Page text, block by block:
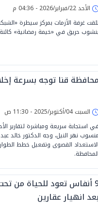
الأحد 22/فبراير/2026 - 04:36 م
تلقت غرفة الأزمات بمركز سيطرة
بنشوب حريق في «خيمة رمضانية»
محافظة قنا توجه بسرعة
السبت 04/أكتوبر/2025 - 11:30 ص
في استجابة سريعة ومباشرة لتقارير
منسوب نهر النيل، وجه الدكتور خالد
الاستعداد القصوى وتفعيل خطط
المحافظة.
9 أنفاس تعود للحياة من
بعد انهيار عقارين